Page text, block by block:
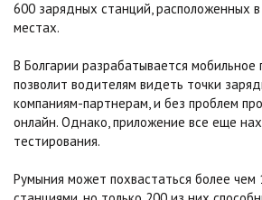
600 зарядных станций, расположенных
местах.
В Болгарии разрабатывается мобильное
позволит водителям видеть точки
компаниям-партнерам, и без проблем
онлайн. Однако, приложение все еще
тестирования.
Румыния может похвастаться более